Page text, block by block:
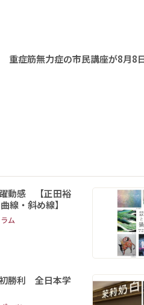
重症筋無力症の市民講座が8月8
動感 【正田裕
線・斜め線】
ム
勝利 全日本学